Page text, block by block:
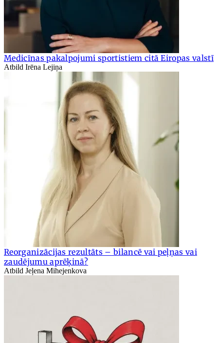
Medicīnas pakalpojumi sportistiem citā Eiropas valstī
Atbild Irēna Lejiņa
Reorganizācijas rezultāts – bilancē vai peļņas vai
zaudējumu aprēķinā?
Atbild Jeļena Mihejenkova